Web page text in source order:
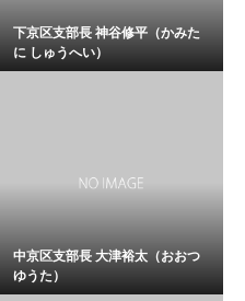
下京区支部長 神谷修平（かみた
に しゅうへい）
中京区支部長 大津裕太（おおつ
ゆうた）